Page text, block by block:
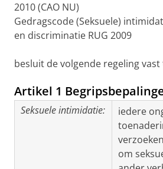
2010 (CAO NU)
Gedragscode (Seksuele)
en discriminatie RUG 2009
besluit de volgende regeling vast
Artikel 1
Seksuele intimidatie:
iedere
verzoeken
om